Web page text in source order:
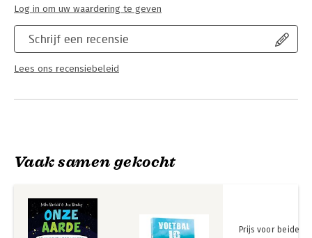
Schrijf een recensie
Lees ons recensiebeleid
Log in om uw waardering te geven
Vaak samen gekocht
Prijs voor beide